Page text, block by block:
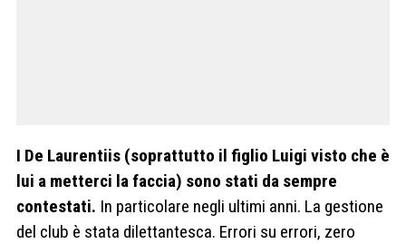
I De Laurentiis (soprattutto il figlio Luigi visto che è
lui a metterci la faccia) sono stati da sempre
contestati. In particolare negli ultimi anni. La gestione
del club è stata dilettantesca. Errori su errori, zero